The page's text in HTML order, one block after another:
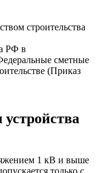
строительства
РФ в
сметные
(Приказ
1 кВ и выше